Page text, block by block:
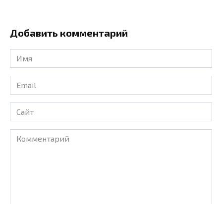
Добавить комментарий
Имя
*
Email
*
Сайт
Комментарий